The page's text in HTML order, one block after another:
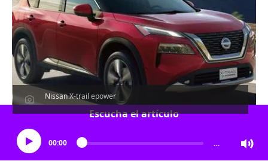
Nissan X-trail epower
Escucha el artículo
00:00 …